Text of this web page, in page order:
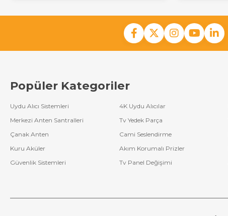
Popüler Kategoriler
Uydu Alıcı Sistemleri 4K Uydu Alıcılar
Merkezi Anten Santralleri
Tv Yedek Parça
Çanak Anten
Cami Seslendirme
Kuru Aküler
Akım Korumalı Prizler
Güvenlik Sistemleri
Tv Panel Değişimi